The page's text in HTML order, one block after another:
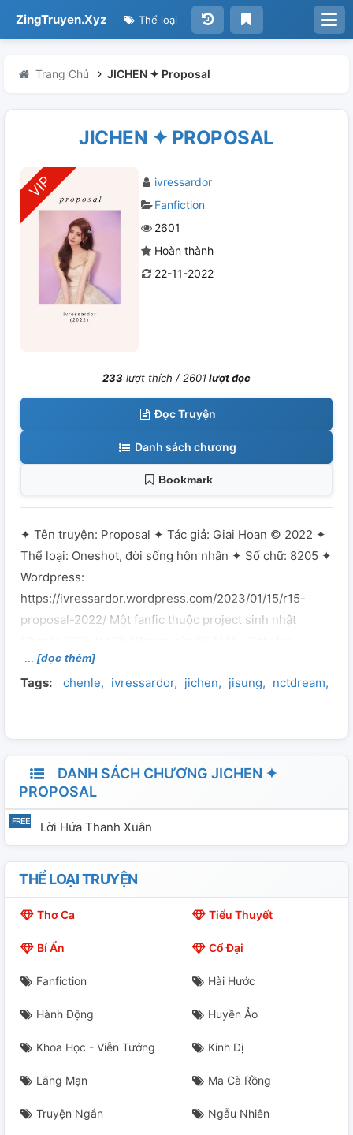
ZingTruyen.Xyz Thể loại
Trang Chủ JICHEN ✦ Proposal
JICHEN ✦ PROPOSAL
ivressardor
Fanfiction
2601
Hoàn thành
22-11-2022
233 lượt thích /2601lượt đọc
Đọc Truyện
Danh sách chương
Bookmark
✦ Tên truyện: Proposal ✦ Tác giả: Giai Hoan © 2022 ✦
Thể loại: Oneshot, đời sống hôn nhân ✦ Số chữ: 8205 ✦
Wordpress:
https://ivressardor.wordpress.com/2023/01/15/r15-
proposal-2022/ Một fanfic thuộc project sinh nhật
JiChen.
[đọc thêm]
Tags: chenle ivressardor jichen jisung nctdream
DANH SÁCH CHƯƠNG JICHEN ✦
PROPOSAL
Lời Hứa Thanh Xuân
THỂ LOẠI TRUYỆN
Thơ Ca Tiểu Thuyết
Bí Ẩn Cổ Đại
Fanfiction Hài Hước
Hành Động Huyền Ảo
Khoa Học - Viễn Tưởng Kinh Dị
Lãng Mạn Ma Cà Rồng
Truyện Ngắn Ngẫu Nhiên